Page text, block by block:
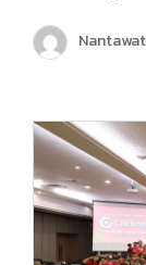
ขึ้น และครั้งนี้ถื
เทคโนโลยี จำกั
Nantawat